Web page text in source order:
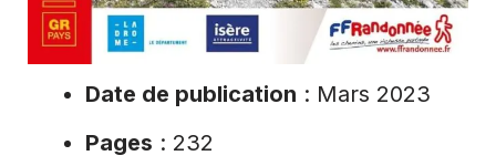
Date de publication : Mars 2023
Pages : 232